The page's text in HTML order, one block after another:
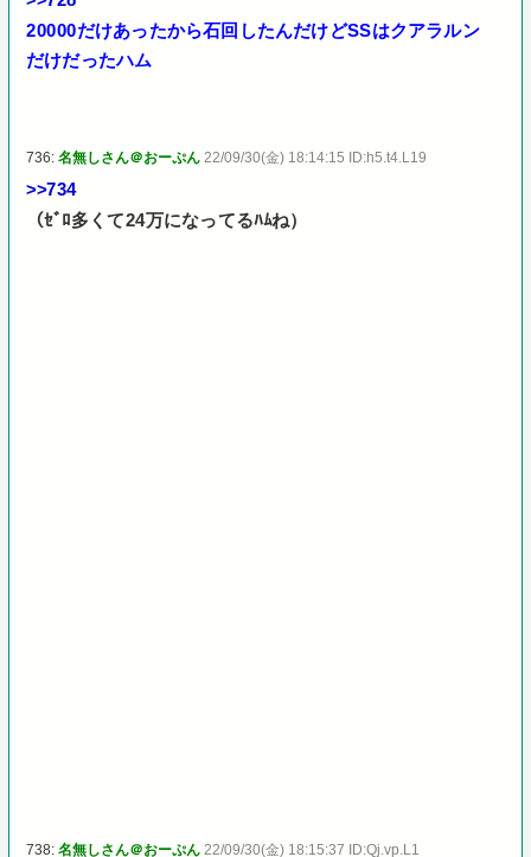
20000だけあったから石回したんだけどSSはクアラルン
だけだったハム
736:名無しさん＠おーぷん 22/09/30(金) 18:14:15 ID:h5.t4.L19
>>734
（ｾﾞﾛ多くて24万になってるﾊﾑね）
738:名無しさん＠おーぷん 22/09/30(金) 18:15:37 ID:Qj.vp.L1